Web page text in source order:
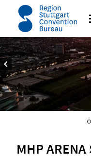
Startseite MHP Arena Stuttgart
MHP ARENA